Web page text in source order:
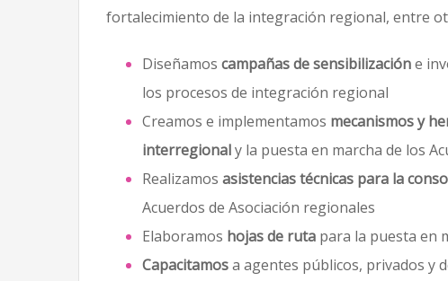
fortalecimiento de la integración regional, entre
Diseñamos campañas de sensibilizacióne
los procesos de integración regional
Creamos e implementamos mecanismos y
interregionaly la puesta en marcha de los
Realizamos asistencias técnicas para la
Acuerdos de Asociación regionales
Elaboramos hojas de ruta para la puesta en
Capacitamosa agentes públicos, privados y